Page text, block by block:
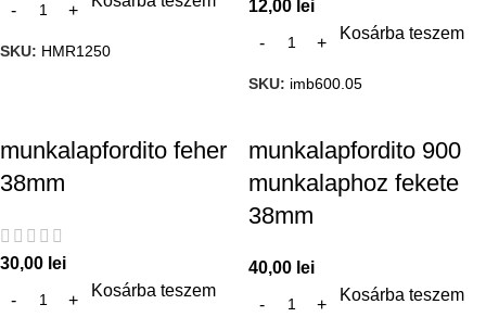
SKU: HMR1250
12,00 lei
Kosárba teszem
SKU: imb600.05
munkalapfordito feher
38mm
30,00 lei
Kosárba teszem
munkalapfordito 900
munkalaphoz fekete
38mm
40,00 lei
Kosárba teszem